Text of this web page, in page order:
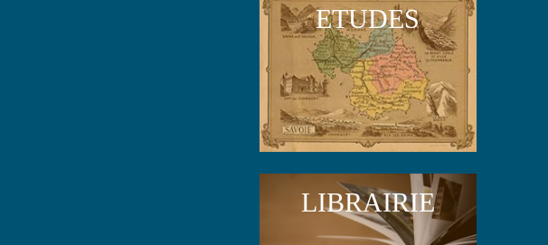
ETUDES
LIBRAIRIE